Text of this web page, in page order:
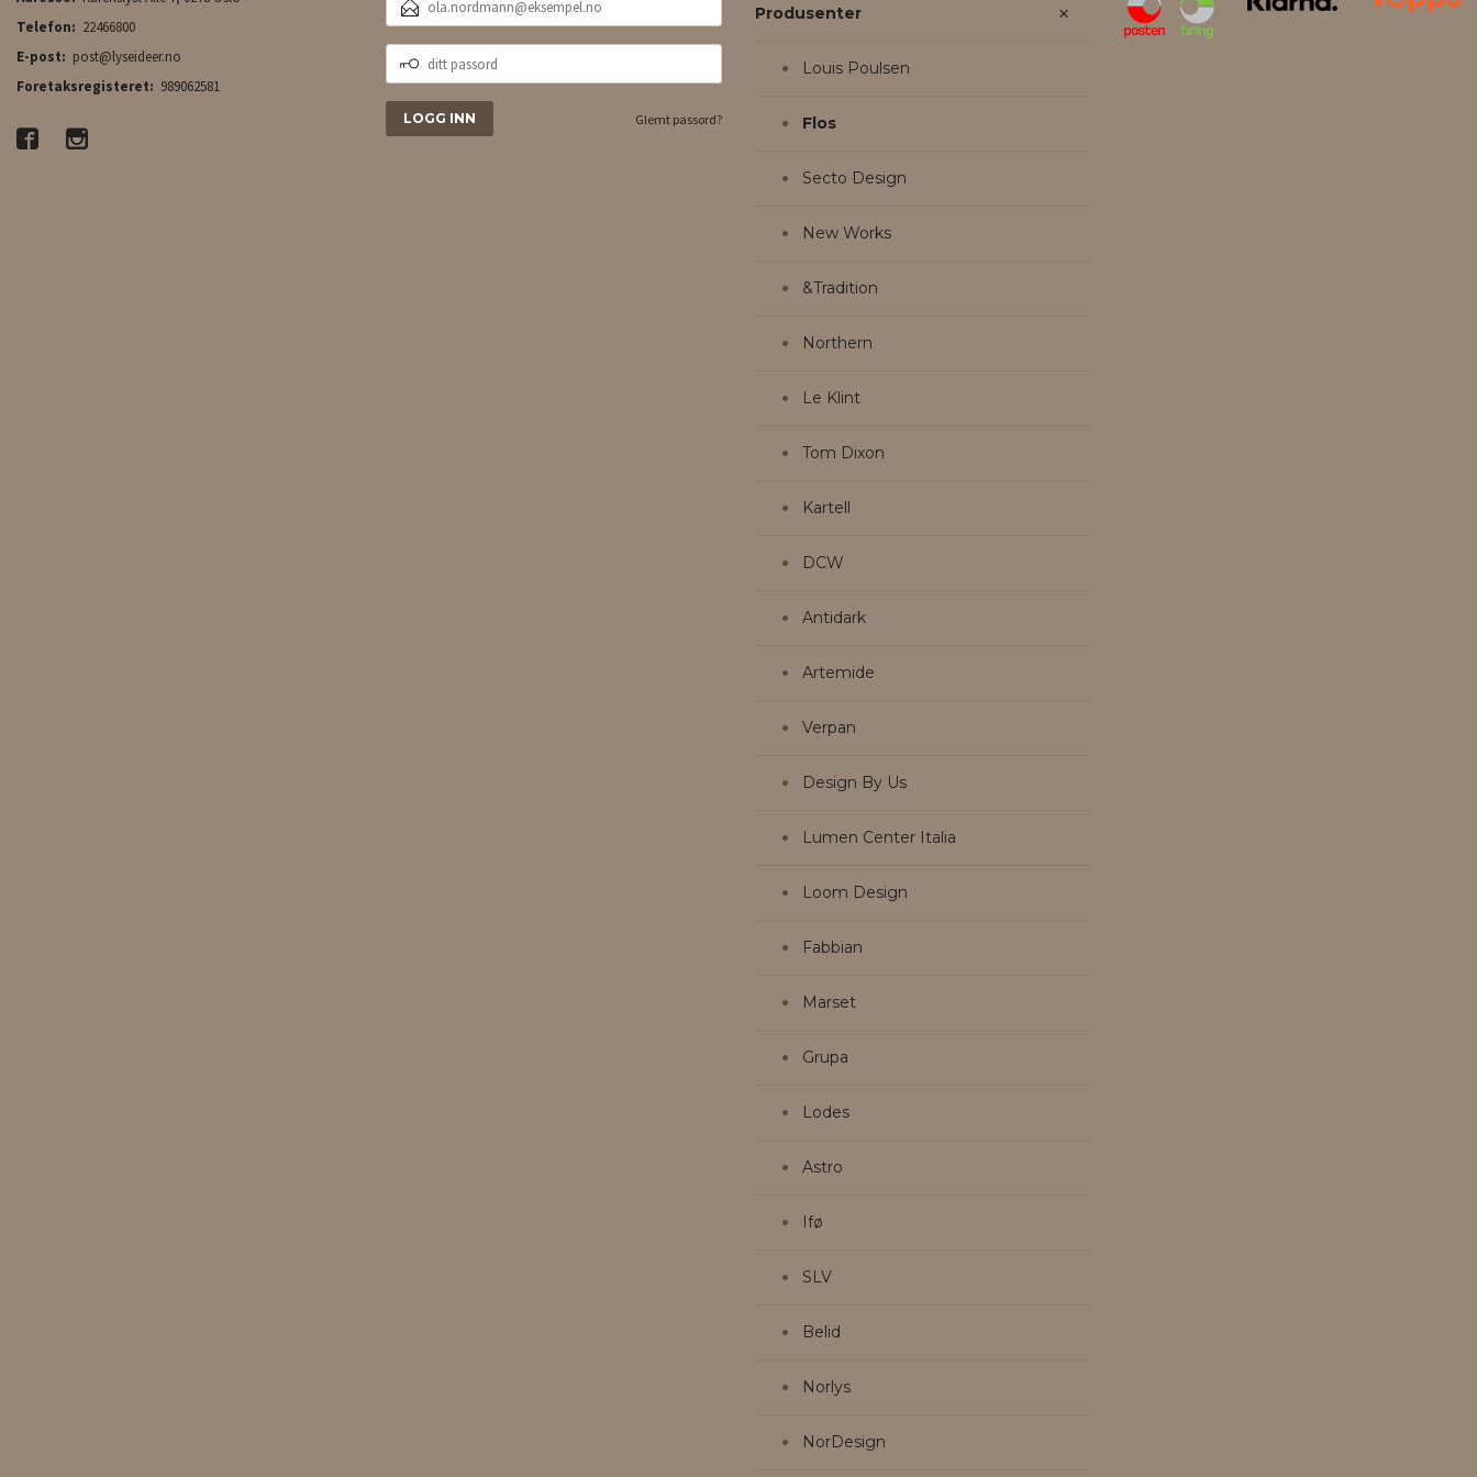
Telefon: 22466800
E-post: post@lyseideer.no
Foretaksregisteret: 989062581
POSTADRESSE
PASSORD
Glemt passord?
Produsenter
Louis Poulsen
Flos
Secto Design
New Works
&Tradition
Northern
Le Klint
Tom Dixon
Kartell
DCW
Antidark
Artemide
Verpan
Design By Us
Lumen Center Italia
Loom Design
Fabbian
Marset
Grupa
Lodes
Astro
Ifø
SLV
Belid
Norlys
NorDesign